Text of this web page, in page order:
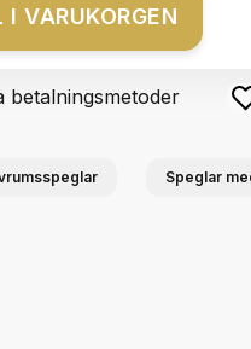
I VARUKORGEN
betalningsmetoder
Speglar